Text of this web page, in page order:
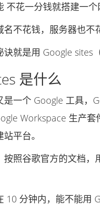
花一分钱就搭建一个
花钱，服务器也不
是用 Google sites（
是什么
个 Google 工具，
Workspace 生产套
平台。
谷歌官方的文档，
分钟内，能不能用